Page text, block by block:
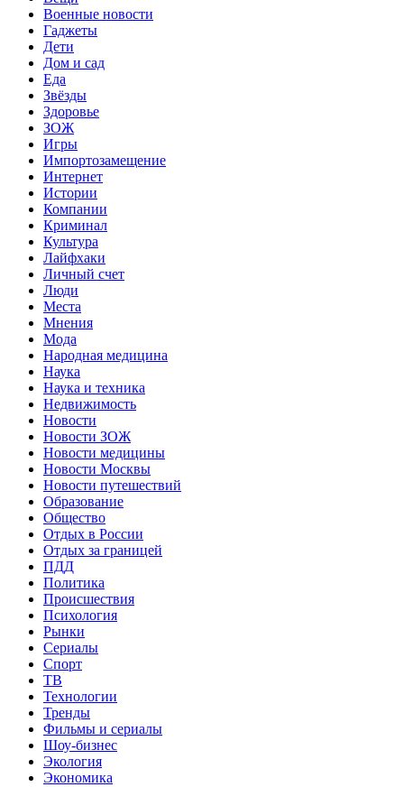
Военные новости
Гаджеты
Дети
Дом и сад
Еда
Звёзды
Здоровье
ЗОЖ
Игры
Импортозамещение
Интернет
Истории
Компании
Криминал
Культура
Лайфхаки
Личный счет
Люди
Места
Мнения
Мода
Народная медицина
Наука
Наука и техника
Недвижимость
Новости
Новости ЗОЖ
Новости медицины
Новости Москвы
Новости путешествий
Образование
Общество
Отдых в России
Отдых за границей
ПДД
Политика
Происшествия
Психология
Рынки
Сериалы
Спорт
ТВ
Технологии
Тренды
Фильмы и сериалы
Шоу-бизнес
Экология
Экономика